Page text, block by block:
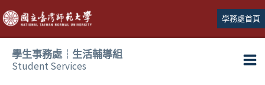
跳
至
主
學務處首頁
學生事務處┆生活輔導組
Student Services